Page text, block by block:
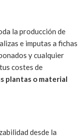
la producción de
e imputas a fichas
y cualquier
costes de
plantas o material
desde la